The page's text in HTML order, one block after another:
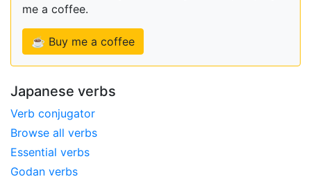
me a coffee.
☕ Buy me a coffee
Japanese verbs
Verb conjugator
Browse all verbs
Essential verbs
Godan verbs